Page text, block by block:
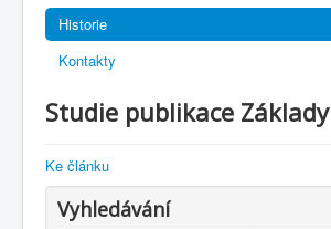
Historie
Kontakty
Studie publikace
Ke článku
Vyhledávání